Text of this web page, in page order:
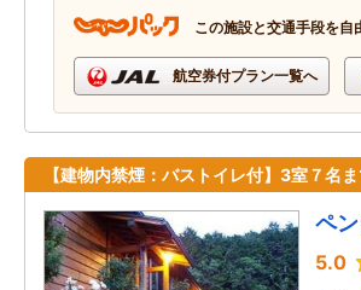
この施設と交通手段を自
航空券付プラン一覧へ
【建物内禁煙：バストイレ付】3室７名
ペ
5.0